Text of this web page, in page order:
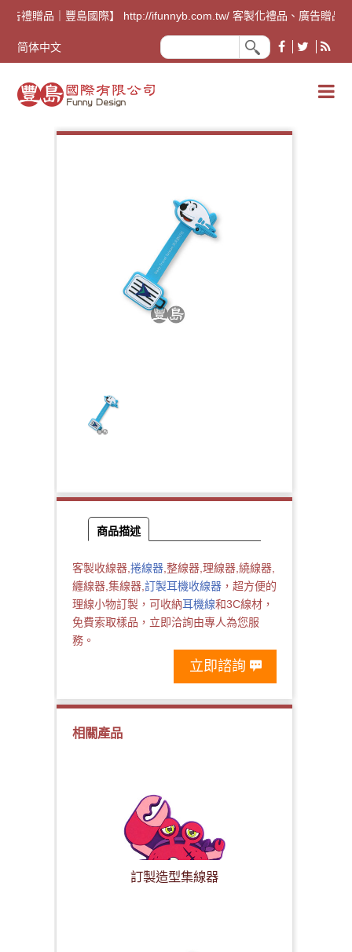
告禮贈品｜豐島國際】 http://ifunnyb.com.tw/ 客製化禮品、廣告贈品
简体中文
商品描述
客製收線器,捲線器,整線器,理線器,繞線器,
纏線器,集線器,訂製耳機收線器 ，超方便的
理線小物訂製，可收納耳機線和3C線材，
免費索取樣品，立即洽詢由專人為您服
務。
立即諮詢
相關產品
訂製造型集線器